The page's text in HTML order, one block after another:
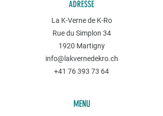
ADRESSE
La K-Verne de K-Ro
Rue du Simplon 34
1920 Martigny
info@lakvernedekro.ch
+41 76 393 73 64
MENU